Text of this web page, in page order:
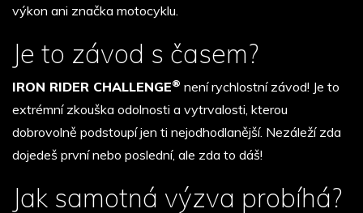
výkon ani značka motocyklu.
Je to závod s časem?
IRON RIDER CHALLENGE® není rychlostní závod! Je to
extrémní zkouška odolnosti a vytrvalosti, kterou
dobrovolně podstoupí jen ti nejodhodlanější. Nezáleží zda
dojedeš první nebo poslední, ale zda to dáš!
Jak samotná výzva probíhá?